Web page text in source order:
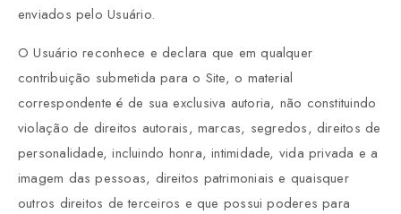
enviados pelo Usuário.
O Usuário reconhece e declara que em qualquer
contribuição submetida para o Site, o material
correspondente é de sua exclusiva autoria, não constituindo
violação de direitos autorais, marcas, segredos, direitos de
personalidade, incluindo honra, intimidade, vida privada e a
imagem das pessoas, direitos patrimoniais e quaisquer
outros direitos de terceiros e que possui poderes para